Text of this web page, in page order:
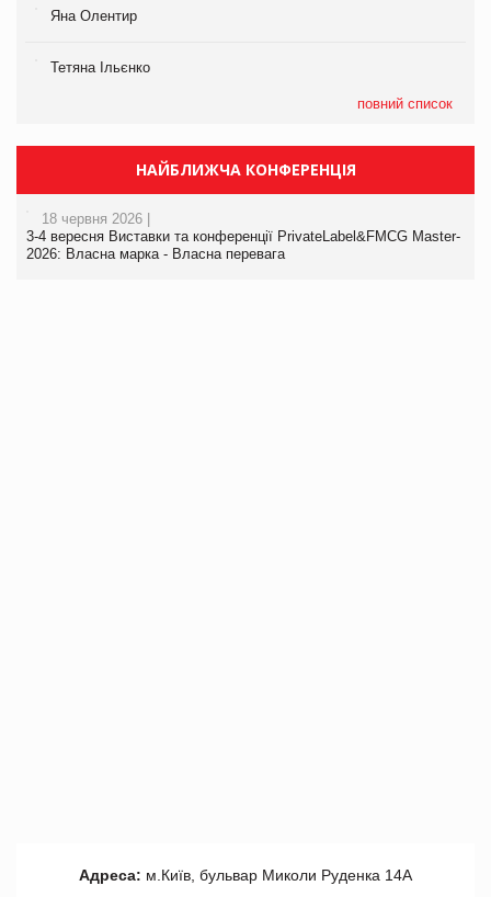
Яна Олентир
Тетяна Ільєнко
повний список
НАЙБЛИЖЧА КОНФЕРЕНЦІЯ
18 червня 2026 |
3-4 вересня Виставки та конференції PrivateLabel&FMCG Master-
2026: Власна марка - Власна перевага
Адреса: м.Київ, бульвар Миколи Руденка 14А